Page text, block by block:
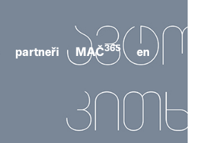
partneři MAČ365
en